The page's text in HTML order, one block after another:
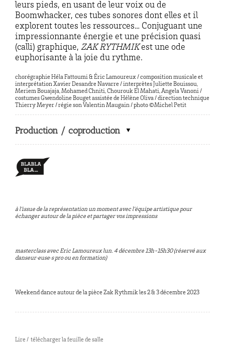
leurs pieds, en usant de leur voix ou de
Boomwhacker, ces tubes sonores dont elles et il
explorent toutes les ressources… Conjuguant une
impressionnante énergie et une précision quasi
(calli) graphique, ZAK RYTHMIKest une ode
euphorisante à la joie du rythme.
chorégraphie Héla Fattoumi & Éric Lamoureux / composition musicale et
interprétation Xavier Desandre Navarre / interprètes Juliette Bouissou,
Meriem Bouajaja, Mohamed Chniti, Chourouk El Mahati, Angela Vanoni /
costumes Gwendoline Bouget assistée de Hélène Oliva / direction technique
Thierry Meyer / régie son Valentin Maugain / photo ©Michel Petit
Production / coproduction
à l’issue de la représentation un moment avec l’équipe artistique pour
échanger autour de la pièce et partager vos impressions
masterclass avec Eric Lamoureux lun. 4 décembre 13h-15h30 (réservé aux
danseur·euse·s pro ou en formation)
Weekend dance autour de la pièce Zak Rythmik les 2 & 3 décembre 2023
Lire / télécharger la feuille de salle